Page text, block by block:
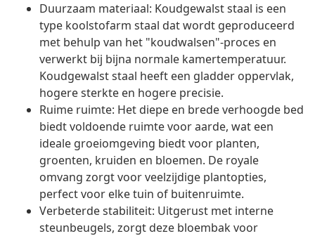
Duurzaam materiaal: Koudgewalst staal is een
type koolstofarm staal dat wordt geproduceerd
met behulp van het "koudwalsen"-proces en
verwerkt bij bijna normale kamertemperatuur.
Koudgewalst staal heeft een gladder oppervlak,
hogere sterkte en hogere precisie.
Ruime ruimte: Het diepe en brede verhoogde bed
biedt voldoende ruimte voor aarde, wat een
ideale groeiomgeving biedt voor planten,
groenten, kruiden en bloemen. De royale
omvang zorgt voor veelzijdige plantopties,
perfect voor elke tuin of buitenruimte.
Verbeterde stabiliteit: Uitgerust met interne
steunbeugels, zorgt deze bloembak voor